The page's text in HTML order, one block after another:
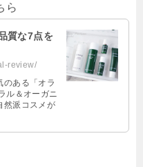
ら
質な7点を
review/
のある「オラ
ル＆オーガニ
然派コスメが